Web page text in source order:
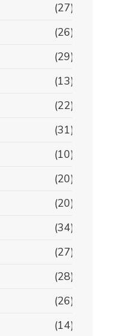
(27)
(26)
(29)
(13)
(22)
(31)
(10)
(20)
(20)
(34)
(27)
(28)
(26)
(14)